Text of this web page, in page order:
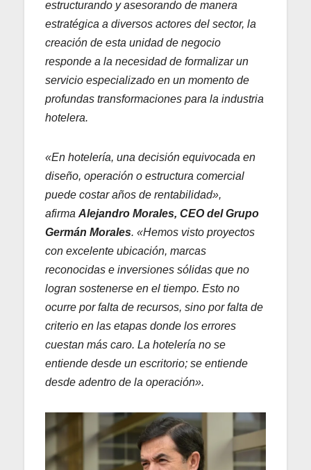
estructurando y asesorando de manera
estratégica a diversos actores del sector, la
creación de esta unidad de negocio
responde a la necesidad de formalizar un
servicio especializado en un momento de
profundas transformaciones para la industria
hotelera.
«En hotelería, una decisión equivocada en
diseño, operación o estructura comercial
puede costar años de rentabilidad»,
afirma Alejandro Morales, CEO del Grupo
Germán Morales. «Hemos visto proyectos
con excelente ubicación, marcas
reconocidas e inversiones sólidas que no
logran sostenerse en el tiempo. Esto no
ocurre por falta de recursos, sino por falta de
criterio en las etapas donde los errores
cuestan más caro. La hotelería no se
entiende desde un escritorio; se entiende
desde adentro de la operación».